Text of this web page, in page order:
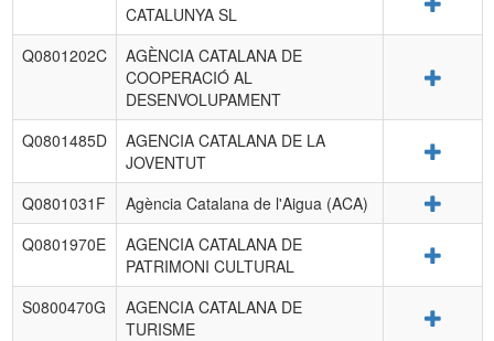
CATALUNYA SL
Q0801202C
AGÈNCIA CATALANA DE
COOPERACIÓ AL
DESENVOLUPAMENT
Q0801485D
AGENCIA CATALANA DE LA
JOVENTUT
Q0801031F Agència Catalana de l'Aigua (ACA)
Q0801970E
AGENCIA CATALANA DE
PATRIMONI CULTURAL
S0800470G
AGENCIA CATALANA DE
TURISME